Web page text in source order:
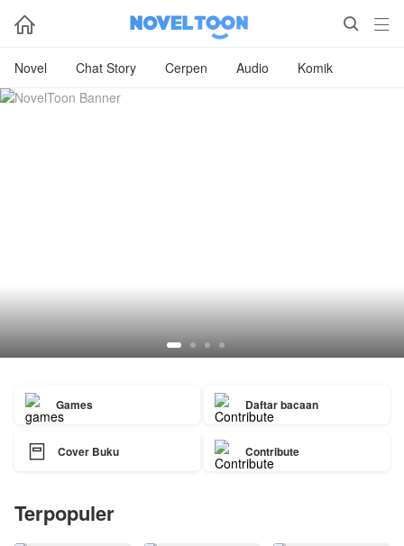
  
Novel Chat Story Cerpen Audio Komik
Games Daftar bacaan
 Cover Buku Contribute
Terpopuler